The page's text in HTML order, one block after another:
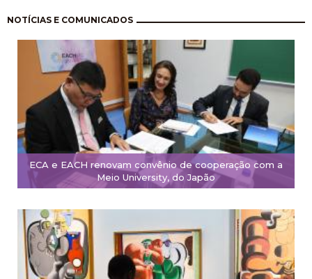
NOTÍCIAS E COMUNICADOS
ECA e EACH renovam convênio de cooperação com a
Meio University, do Japão
Paginação